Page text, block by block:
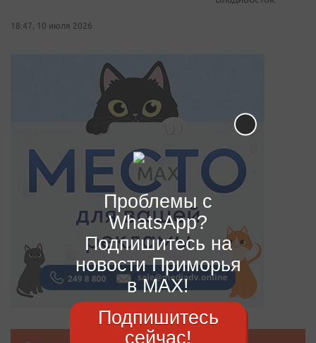
18:47, 10 июля 2026
Проблемы с
WhatsApp?
Подпишитесь на
новости Приморья
в MAX!
Подпишитесь
сейчас!